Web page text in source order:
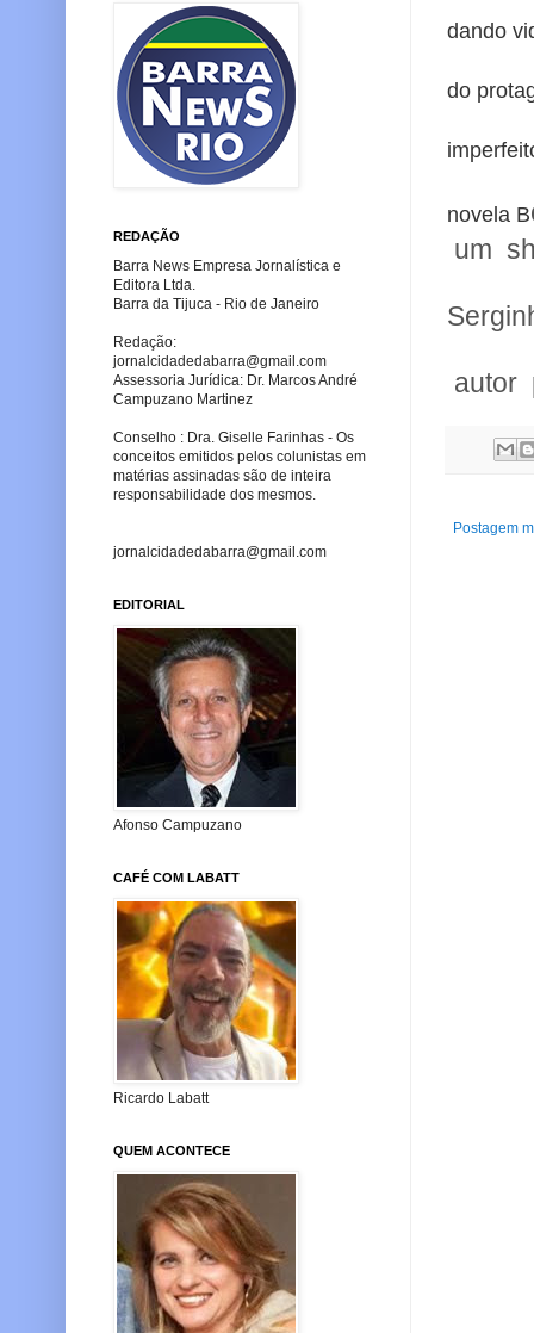
dando
do
novela B
um
autor
Postagem
REDAÇÃO
Barra News Empresa Jornalística e
Editora Ltda.
Barra da Tijuca - Rio de Janeiro
Redação:
jornalcidadedabarra@gmail.com
Assessoria Jurídica: Dr. Marcos André
Campuzano Martinez
Conselho : Dra. Giselle Farinhas - Os
conceitos emitidos pelos colunistas em
matérias assinadas são de inteira
responsabilidade dos mesmos.
jornalcidadedabarra@gmail.com
EDITORIAL
Afonso Campuzano
CAFÉ COM LABATT
Ricardo Labatt
QUEM ACONTECE